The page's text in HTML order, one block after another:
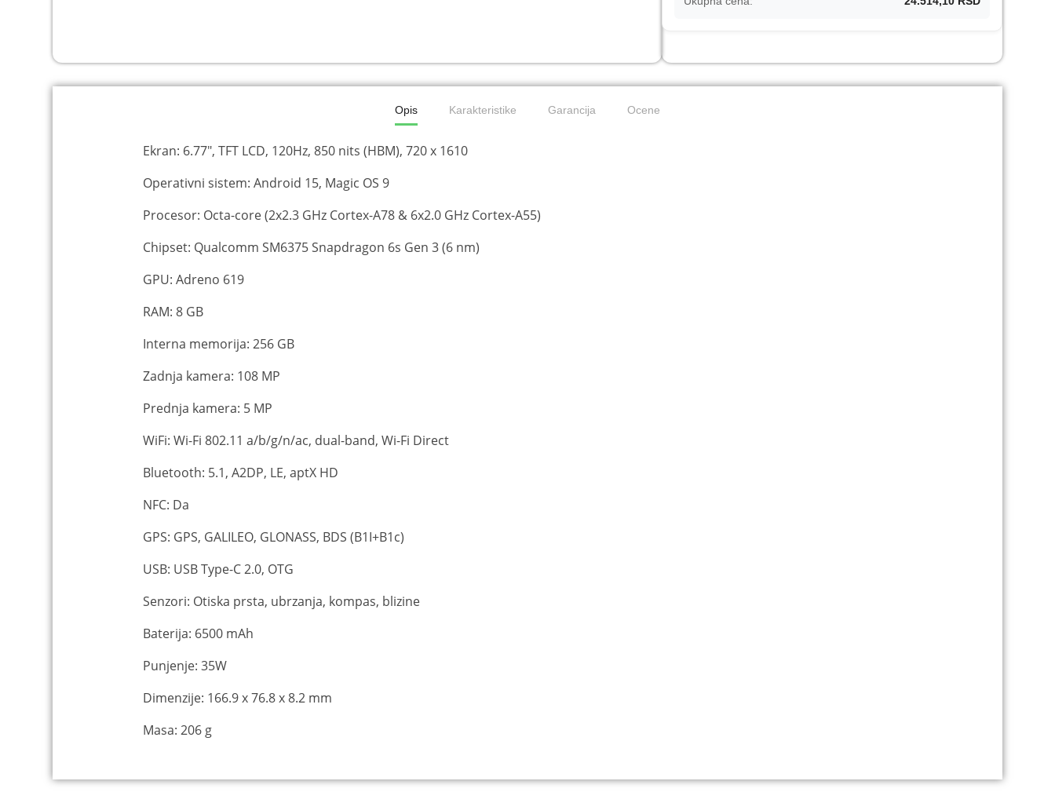
Opis Karakteristike Garancija Ocene
Ekran: 6.77", TFT LCD, 120Hz, 850 nits (HBM), 720 x 1610
Operativni sistem: Android 15, Magic OS 9
Procesor: Octa-core (2x2.3 GHz Cortex-A78 & 6x2.0 GHz Cortex-A55)
Chipset: Qualcomm SM6375 Snapdragon 6s Gen 3 (6 nm)
GPU: Adreno 619
RAM: 8 GB
Interna memorija: 256 GB
Zadnja kamera: 108 MP
Prednja kamera: 5 MP
WiFi: Wi-Fi 802.11 a/b/g/n/ac, dual-band, Wi-Fi Direct
Bluetooth: 5.1, A2DP, LE, aptX HD
NFC: Da
GPS: GPS, GALILEO, GLONASS, BDS (B1I+B1c)
USB: USB Type-C 2.0, OTG
Senzori: Otiska prsta, ubrzanja, kompas, blizine
Baterija: 6500 mAh
Punjenje: 35W
Dimenzije: 166.9 x 76.8 x 8.2 mm
Masa: 206 g